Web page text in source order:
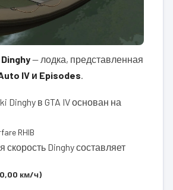
— лодка, представленная
IV и Episodes.
Dinghy в GTA IV основан на
RHIB
скорость Dinghy составляет
км/ч)